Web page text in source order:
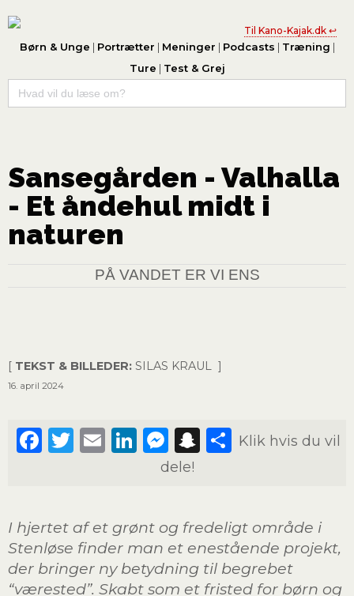
Til Kano-Kajak.dk ↩
Børn & Unge | Portrætter | Meninger | Podcasts | Træning |
Ture | Test & Grej
Search
for:
Sansegården - Valhalla
- Et åndehul midt i
naturen
PÅ VANDET ER VI ENS
[ TEKST & BILLEDER: SILAS KRAUL ]
16. april 2024
Facebook
Twitter
EmailLinkedIn
Messenger
Snapchat
Share
Klik hvis du vil
dele!
I hjertet af et grønt og fredeligt område i
Stenløse finder man et enestående projekt,
der bringer ny betydning til begrebet
“værested”. Skabt som et fristed for børn og